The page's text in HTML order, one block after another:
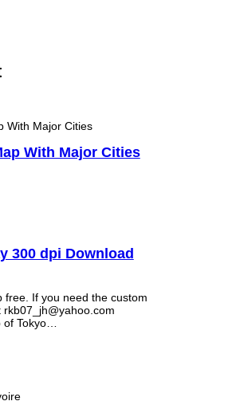
With Major Cities
300 dpi Download
free. If you need the custom
Tokyo…